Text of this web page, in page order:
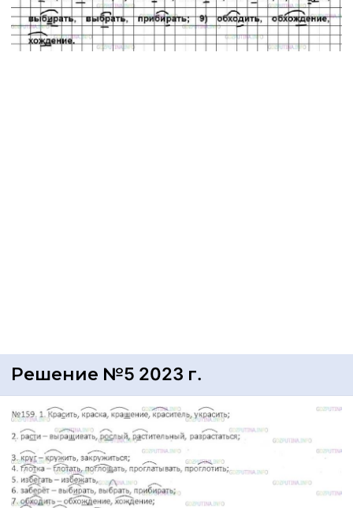
Решение №5 2023 г.